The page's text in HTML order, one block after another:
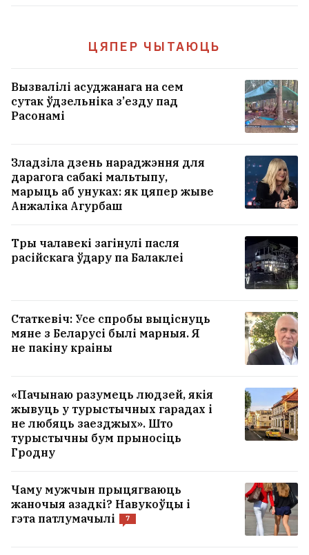
ЦЯПЕР ЧЫТАЮЦЬ
Вызвалілі асуджанага на сем
сутак ўдзельніка з’езду пад
Расонамі
Зладзіла дзень нараджэння для
дарагога сабакі мальтыпу,
марыць аб унуках: як цяпер жыве
Анжаліка Агурбаш
Тры чалавекі загінулі пасля
расійскага ўдару па Балаклеі
Статкевіч: Усе спробы выціснуць
мяне з Беларусі былі марныя. Я
не пакіну краіны
«Пачынаю разумець людзей, якія
жывуць у турыстычных гарадах і
не любяць заезджых». Што
турыстычны бум прыносіць
Гродну
Чаму мужчын прыцягваюць
жаночыя азадкі? Навукоўцы і
гэта патлумачылі
7
да Patriot сёлета скараціліся ў тры разы
«Галоўнае не забываць падзараджаць не
украінскі вайсковец жыве з двума
электрастымулятарамі. І што ў яго з
сэксам?
1
Былой амбасадарцы Украіны ў ЗША
Вользе Стэфанішынай выставілі
абвінавачанне ў карупцыі
Сёстры Груздзевы цяпер важаць пад 100
кілаграмаў кожная
33